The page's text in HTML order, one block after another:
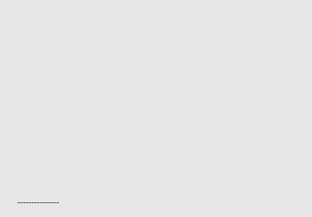
---------------